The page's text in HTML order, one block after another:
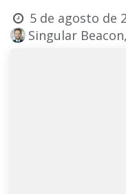
5 de agosto de
Singular